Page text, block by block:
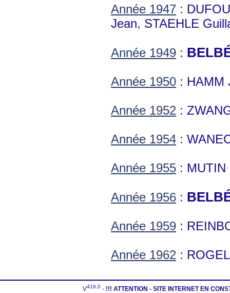
Année 1947 :
Jean, STAEHLE
Année 1949 :
Année 1950 : HAMM
Année 1952 :
Année 1954 :
Année 1955 : MUTIN
Année 1956 :
Année 1959 :
Année 1962 :
V418.0 - !!! ATTENTION - SITE INTERNET EN